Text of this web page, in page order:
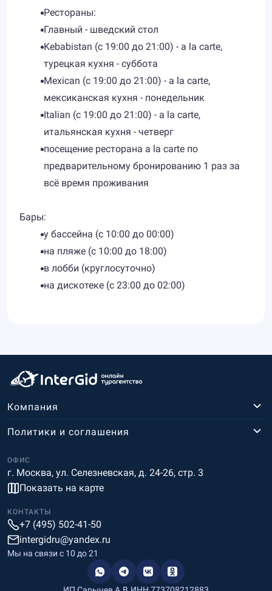
Рестораны:
​Главный - шведский стол
Kebabistan (с 19:00 до 21:00) - a la carte,
турецкая кухня - суббота
Mexican (с 19:00 до 21:00) - a la carte,
мексиканская кухня - понедельник
Italian (с 19:00 до 21:00) - a la carte,
итальянская кухня - четверг
посещение ресторана a la carte по
предварительному бронированию 1 раз за
всё время проживания
Бары:
у бассейна (с 10:00 до 00:00)
на пляже (с 10:00 до 18:00)
в лобби (круглосуточно)
на дискотеке (с 23:00 до 02:00)
Компания
ОФИС
г. Москва, ул. Селезневская, д. 24-26, стр. 3
Показать на карте
Политики и соглашения
КОНТАКТЫ
+7 (495) 502-41-50
intergidru@yandex.ru
Мы на связи c 10 до 21